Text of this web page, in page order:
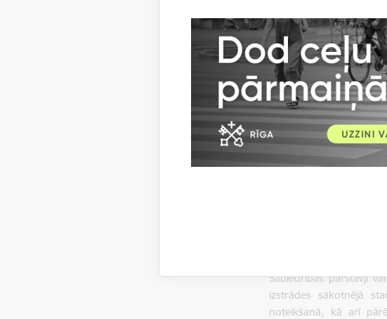
Līdzdalības
Skatīt vairāk
Sabiedrības
procesā. Sabiedrības
sabiedrības
vairāki ieguvumi, kas
problēma, tiek
Sabiedrības pārstāvji
izstrādes sākotnējā
noteikšanā, kā arī